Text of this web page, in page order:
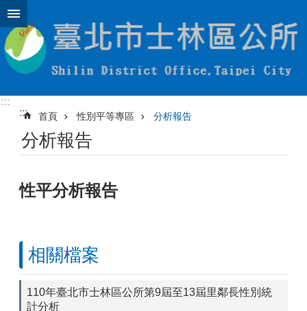
跳到主要內容區塊
:::
:::
首頁 性別平等專區 分析報告
分析報告
性平分析報告
相關檔案
110年臺北市士林區公所第9屆至13屆里鄰長性別統
計分析